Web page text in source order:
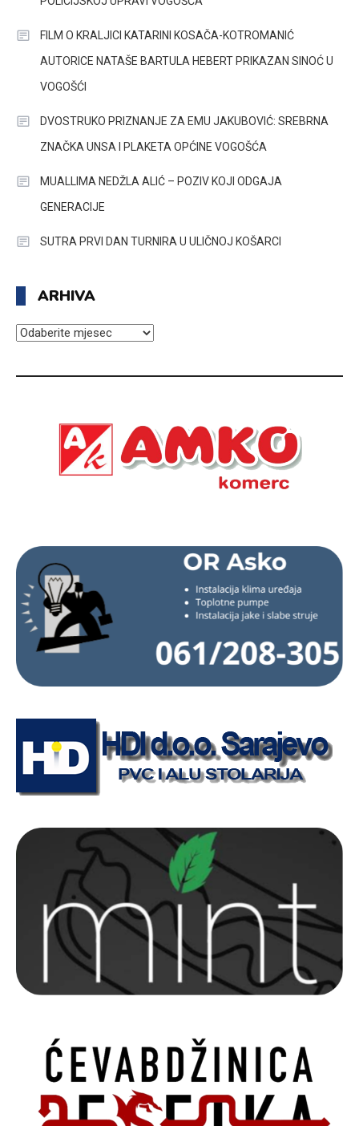
FILM O KRALJICI KATARINI KOSAČA-KOTROMANIĆ
AUTORICE NATAŠE BARTULA HEBERT PRIKAZAN SINOĆ U
VOGOŠĆI
DVOSTRUKO PRIZNANJE ZA EMU JAKUBOVIĆ: SREBRNA
ZNAČKA UNSA I PLAKETA OPĆINE VOGOŠĆA
MUALLIMA NEDŽLA ALIĆ – POZIV KOJI ODGAJA
GENERACIJE
SUTRA PRVI DAN TURNIRA U ULIČNOJ KOŠARCI
ARHIVA
ARHIVA